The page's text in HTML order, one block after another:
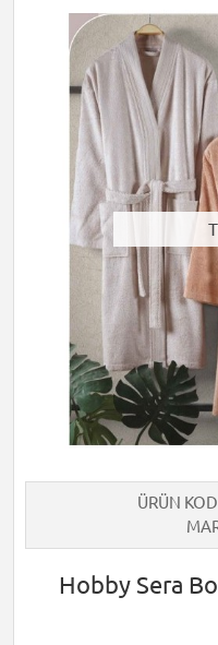
ÜRÜN
Hobby Sera